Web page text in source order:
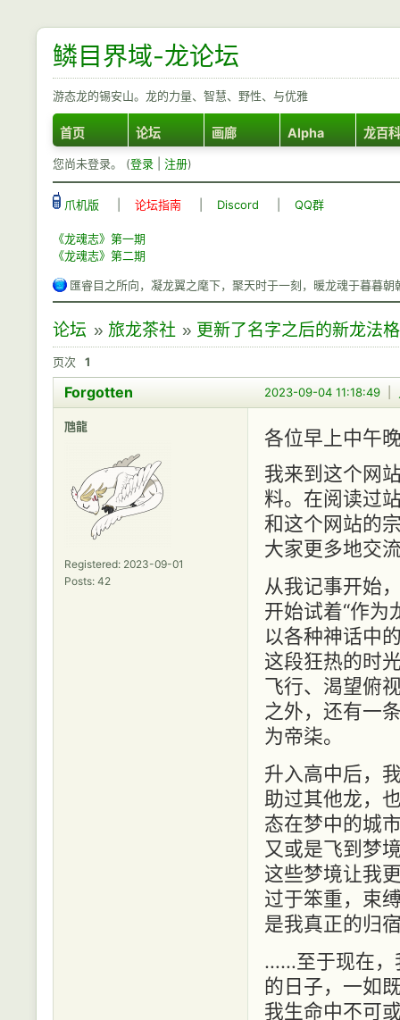
鳞目界域-龙论坛
游态龙的锡安山。龙的力量、智慧、野性、与优雅
首页 论坛 画廊 Alpha 龙百科
您尚未登录。 (登录 注册)
爪机版 论坛指南 Discord QQ群
《龙魂志》第一期
《龙魂志》第二期
匯睿目之所向，凝龙翼之麾下，聚天时于一刻，暖龙魂于暮暮朝
论坛 » 旅龙茶社 » 更新了名字之后的新龙法
页次 1
2023-09-04 11:18:49
Forgotten
虺龍
Registered: 2023-09-01
Posts: 42
各位早上中午
我来到这个网
料。在阅读过
和这个网站的
大家更多地交
从我记事开始
开始试着“作为
以各种神话中
这段狂热的时
飞行、渴望俯
之外，还有一
为帝柒。
升入高中后，
助过其他龙，
态在梦中的城
又或是飞到梦
这些梦境让我
过于笨重，束
是我真正的归
……至于现在，
的日子，一如
我生命中不可